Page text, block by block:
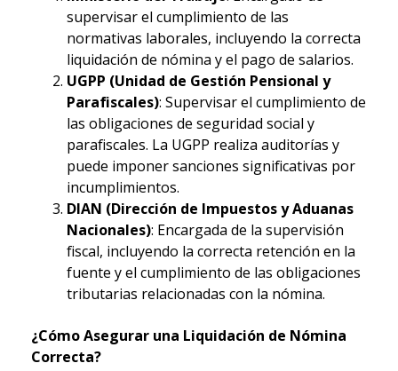
supervisar el cumplimiento de las
normativas laborales, incluyendo la correcta
liquidación de nómina y el pago de salarios.
UGPP (Unidad de Gestión Pensional y
Parafiscales): Supervisar el cumplimiento de
las obligaciones de seguridad social y
parafiscales. La UGPP realiza auditorías y
puede imponer sanciones significativas por
incumplimientos.
DIAN (Dirección de Impuestos y Aduanas
Nacionales): Encargada de la supervisión
fiscal, incluyendo la correcta retención en la
fuente y el cumplimiento de las obligaciones
tributarias relacionadas con la nómina.
¿Cómo Asegurar una Liquidación de Nómina
Correcta?